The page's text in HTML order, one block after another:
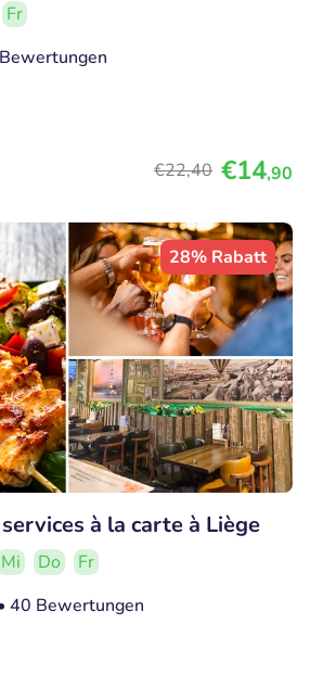
Fr
€22,40 €14,90
28% Rabatt
à la carte à Liège
Mi Do
Fr
40 Bewertungen